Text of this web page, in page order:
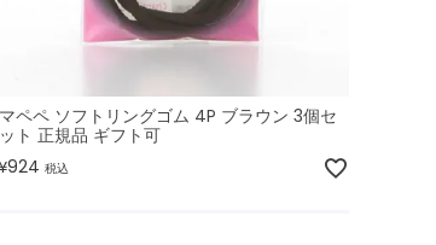
マペペ ソフトリングゴム 4P ブラウン 3個セ
ット 正規品 ギフト可
¥924 税込